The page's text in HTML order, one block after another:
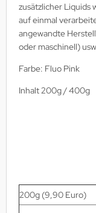
zusätzlicher Liquids
auf einmal
angewandte
oder maschinell)
Farbe: Fluo Pink
Inhalt 200g / 400g
200g (9,90 Euro)